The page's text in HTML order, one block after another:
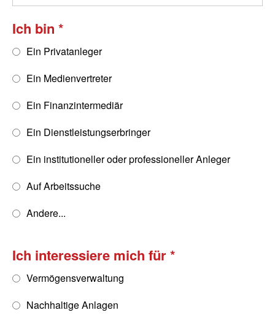
Ich bin
Ein Privatanleger
Ein Medienvertreter
Ein Finanzintermediär
Ein Dienstleistungserbringer
Ein institutioneller oder professioneller Anleger
Auf Arbeitssuche
Andere...
Ich interessiere mich für
Vermögensverwaltung
Nachhaltige Anlagen